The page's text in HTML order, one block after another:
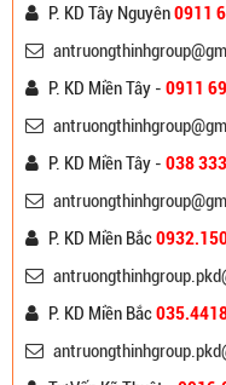
P. KD Tây Nguyên0911
P. KD Miền Tây - 0911
P. KD Miền Tây - 038
P. KD Miền Bắc
P. KD Miền Bắc